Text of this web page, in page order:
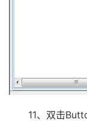
11、双击